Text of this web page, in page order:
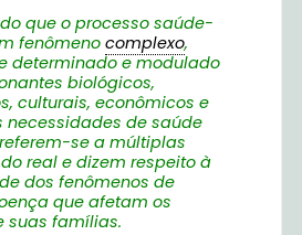
que o processo saúde-
fenômeno complexo,
determinado e modulado
biológicos,
culturais, econômicos e
necessidades de saúde
se a múltiplas
real e dizem respeito à
dos fenômenos de
que afetam os
suas famílias.